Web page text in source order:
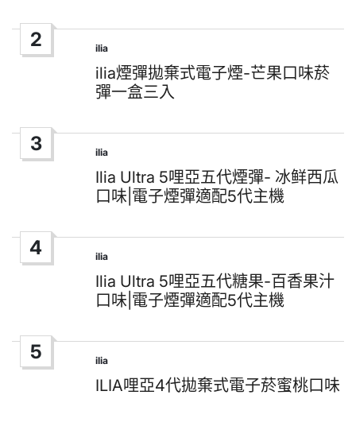
2
Posted
in
ilia
ilia煙彈拋棄式電子煙-芒果口味菸
彈一盒三入
3
Posted
in
ilia
Ilia Ultra 5哩亞五代煙彈- 冰鲜西瓜
口味|電子煙彈適配5代主機
4
Posted
in
ilia
Ilia Ultra 5哩亞五代糖果-百香果汁
口味|電子煙彈適配5代主機
5
Posted
in
ilia
ILIA哩亞4代拋棄式電子菸蜜桃口味